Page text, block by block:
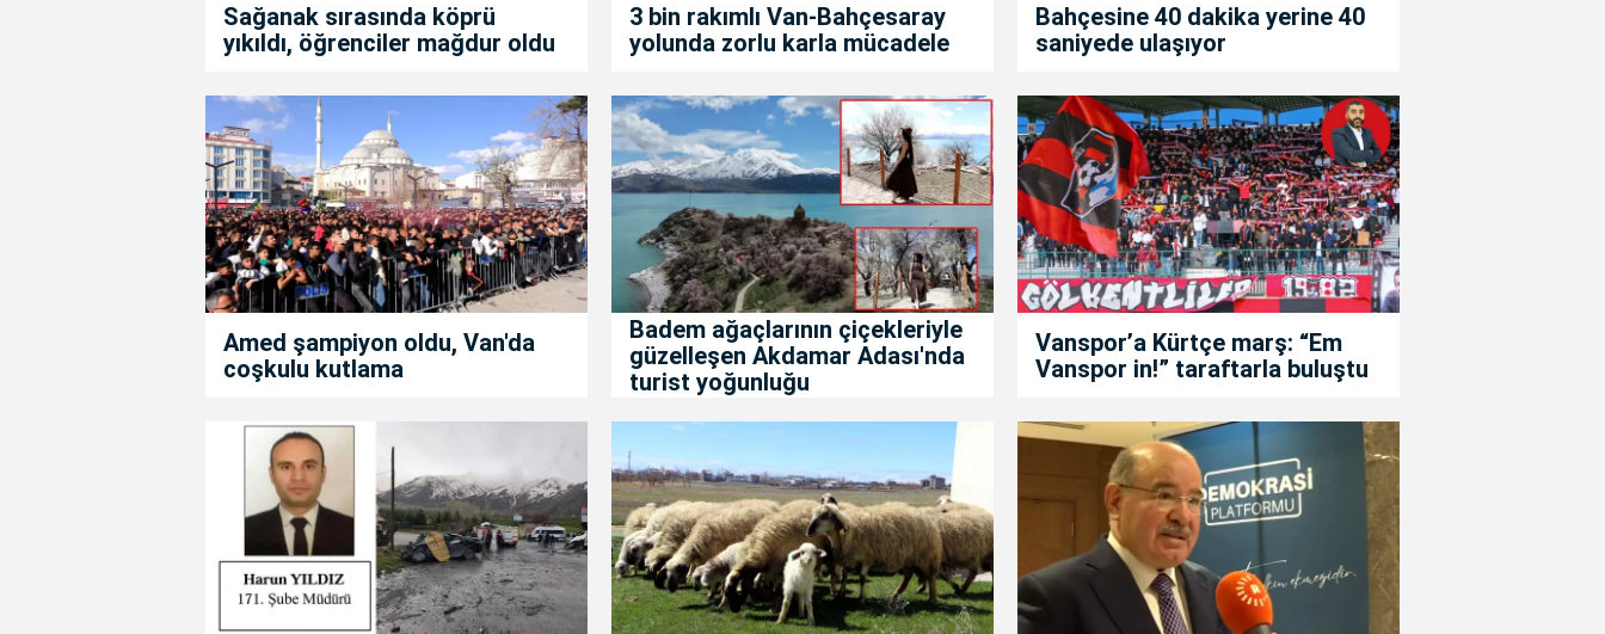
Sağanak sırasında köprü
yıkıldı, öğrenciler mağdur oldu
3 bin rakımlı Van-Bahçesaray
yolunda zorlu karla mücadele
Bahçesine 40 dakika yerine 40
saniyede ulaşıyor
Amed şampiyon oldu, Van'da
coşkulu kutlama
Badem ağaçlarının çiçekleriyle
güzelleşen Akdamar Adası'nda
turist yoğunluğu
Vanspor’a Kürtçe marş: “Em
Vanspor in!” taraftarla buluştu